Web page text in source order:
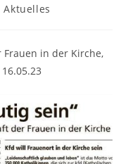
Aktuelles
in der Kirche,